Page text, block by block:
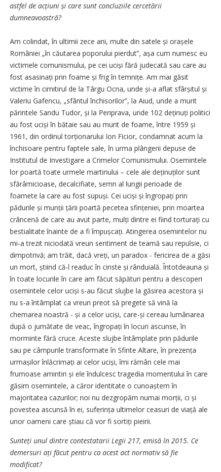
astfel de acțiuni și care sunt concluziile cercetării
dumneavoastră?
Am colindat, în ultimii zece ani, multe din satele și orașele
României „în căutarea poporului pierdut”, așa cum numesc eu
victimele comunismului, pe cei uciși fără judecată sau care au
fost asasinați prin foame și frig în temnițe. Am mai găsit
victime în cimitirul de la Târgu Ocna, unde și-a aflat sfârșitul și
Valeriu Gafencu, „sfântul închisorilor”, la Aiud, unde a murit
părintele Sandu Tudor, și la Periprava, unde 102 deținuți politici
au fost uciși în bătaie sau au murit de foame, între 1959 și
1961, din ordinul torționarului Ion Ficior, condamnat acum la
închisoare pentru faptele sale, în urma plângerii depuse de
Institutul de Investigare a Crimelor Comunismului. Osemintele
lor poartă toate urmele martiriului – cele ale deținuților sunt
sfărâmicioase, decalcifiate, semn al lungii perioade de
foamete la care au fost supuși. Cei uciși și îngropați prin
pădurile și munții țării poartă pecetea sfințeniei, prin moartea
crâncenă de care au avut parte, mulți dintre ei fiind torturați cu
bestialitate înainte de a fi împușcați. Atingerea osemintelor nu
mi-a trezit niciodată vreun sentiment de teamă sau repulsie, ci
dimpotrivă; am trăit, dacă vreți, un paradox - fericirea de a găsi
un mort, știind că-l readuc în cinste și rânduială. Întotdeauna și
în toate locurile în care am făcut săpături pentru a descoperi
osemintele celor uciși s-au făcut slujbe la găsirea acestora și
nu s-a întâmplat ca vreun preot să pregete să vină la
chemarea noastră - și a celor uciși, care-și cereau lumânarea
după o jumătate de veac, îngropați în locuri ascunse, în
morminte fără cruce. Aceste slujbe întâmplate prin pădurile
sau pe câmpurile transformate în Sfinte Altare, în prezența
urmașilor înlăcrimați ai celor uciși, îmi rămân cele mai
frumoase amintiri și ele îndulcesc tragedia momentului în care
găsim osemintele, a căror identitate o cunoaștem în
majoritatea cazurilor; noi nu dezgropăm numai morții, ci și
povestea ascunsă în ei, suferința ultimelor ceasuri de viață ale
unor oameni care știau că vor fi sortiți pieirii.
Sunteți unul dintre contestatarii Legii 217, emisă în 2015. Ce
demersuri ați făcut pentru ca acest act normativ să fie
modificat?